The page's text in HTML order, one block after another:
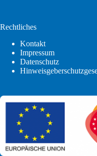
Rechtliches
Kontakt
Impressum
Datenschutz